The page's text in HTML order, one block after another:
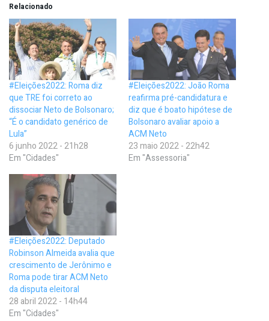
Relacionado
#Eleições2022: Roma diz
que TRE foi correto ao
dissociar Neto de Bolsonaro;
“É o candidato genérico de
Lula”
6 junho 2022 - 21h28
Em "Cidades"
#Eleições2022: João Roma
reafirma pré-candidatura e
diz que é boato hipótese de
Bolsonaro avaliar apoio a
ACM Neto
23 maio 2022 - 22h42
Em "Assessoria"
#Eleições2022: Deputado
Robinson Almeida avalia que
crescimento de Jerônimo e
Roma pode tirar ACM Neto
da disputa eleitoral
28 abril 2022 - 14h44
Em "Cidades"